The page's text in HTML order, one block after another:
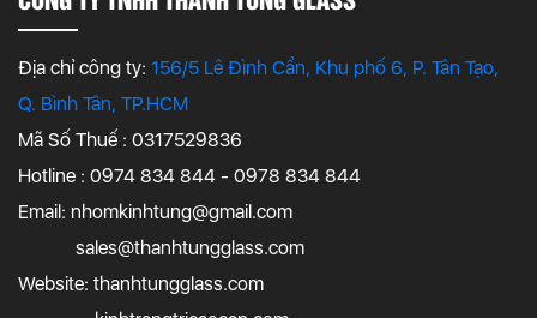
Địa chỉ công ty: 156/5 Lê Đình Cẩn, Khu phố 6, P. Tân Tạo,
Q. Bình Tân, TP.HCM
Mã Số Thuế : 0317529836
Hotline : 0974 834 844 - 0978 834 844
Email: nhomkinhtung@gmail.com
sales@thanhtungglass.com
Website: thanhtungglass.com